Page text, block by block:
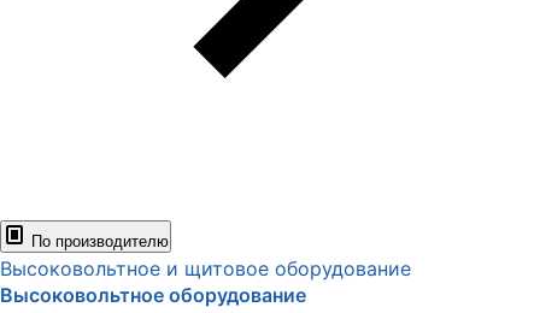
По производителю
Высоковольтное и щитовое оборудование
Высоковольтное оборудование